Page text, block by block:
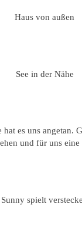
Haus von außen
See in der Nähe
hat es uns angetan.
und für uns
Sunny spielt